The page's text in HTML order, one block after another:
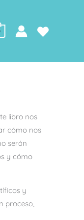
libro nos
cómo nos
serán
y cómo
y
proceso,